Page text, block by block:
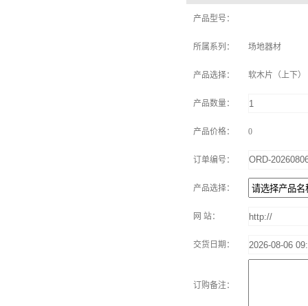
产品型号：
所属系列： 场地器材
产品选择： 软木片（上下）
产品数量：
产品价格： 0
订单编号：
产品选择：
网 站：
交货日期：
订购备注：